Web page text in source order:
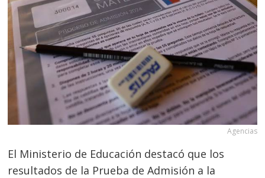
Agencias
El Ministerio de Educación destacó que los
resultados de la Prueba de Admisión a la